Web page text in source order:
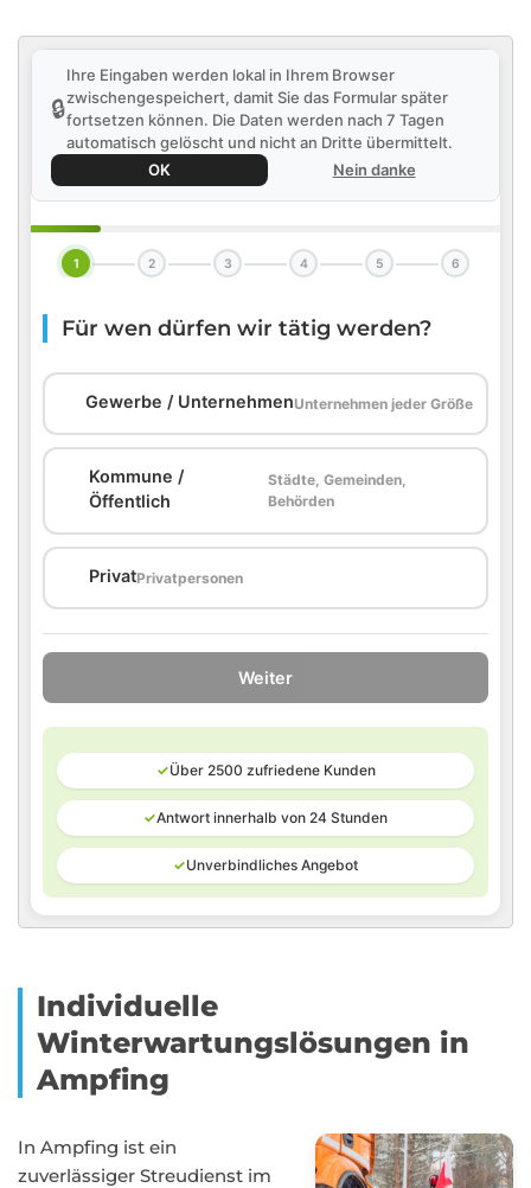
🔒
Ihre Eingaben werden lokal in Ihrem Browser
zwischengespeichert, damit Sie das Formular später
fortsetzen können. Die Daten werden nach 7 Tagen
automatisch gelöscht und nicht an Dritte übermittelt.
OK
Nein danke
1 2 3 4 5 6
Für wen dürfen wir tätig werden?
Gewerbe / UnternehmenUnternehmen jeder Größe
Kommune /
Öffentlich
Städte, Gemeinden,
Behörden
PrivatPrivatpersonen
Weiter
✓Über 2500 zufriedene Kunden
✓Antwort innerhalb von 24 Stunden
✓Unverbindliches Angebot
Individuelle
Winterwartungslösungen in
Ampfing
In Ampfing ist ein
zuverlässiger Streudienst im